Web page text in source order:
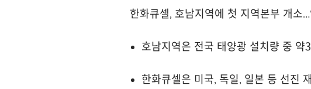
한화큐셀, 호남지역에 첫 지역본부 개소
호남지역은 전국 태양광 설치량 중 약
한화큐셀은 미국, 독일, 일본 등 선진